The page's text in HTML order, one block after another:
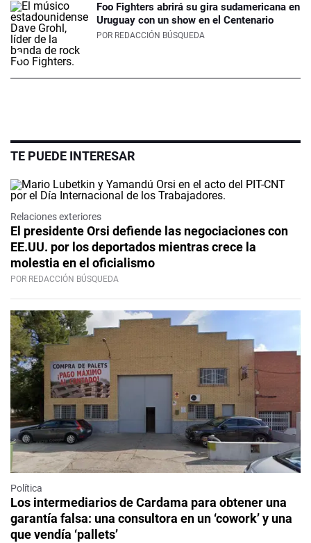
Foo Fighters abrirá su gira sudamericana en
Uruguay con un show en el Centenario
POR REDACCIÓN BÚSQUEDA
TE PUEDE INTERESAR
Relaciones exteriores
El presidente Orsi defiende las negociaciones con
EE.UU. por los deportados mientras crece la
molestia en el oficialismo
POR REDACCIÓN BÚSQUEDA
Política
Los intermediarios de Cardama para obtener una
garantía falsa: una consultora en un ‘cowork’ y una
que vendía ‘pallets’